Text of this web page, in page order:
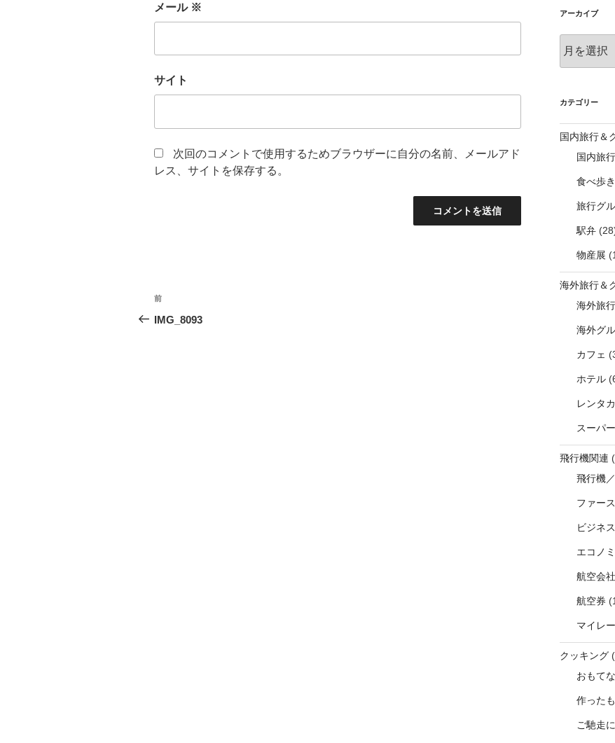
メール ※
サイト
次回のコメントで使用するためブラウザーに自分の名前、メールアド
レス、サイトを保存する。
投
稿
前
の
前
IMG_8093
アーカイブ
ー
ブ
カテゴリー
国内旅行＆
国内旅行
食べ歩き
旅行グ
駅弁
物産展
海外旅行＆
海外旅行
海外グ
カフェ
ホテル
レンタ
スーパ
飛行機関連
飛行機
ファー
ビジネ
エコノ
航空会
航空券
マイレ
クッキング
おもて
作った
ご馳走